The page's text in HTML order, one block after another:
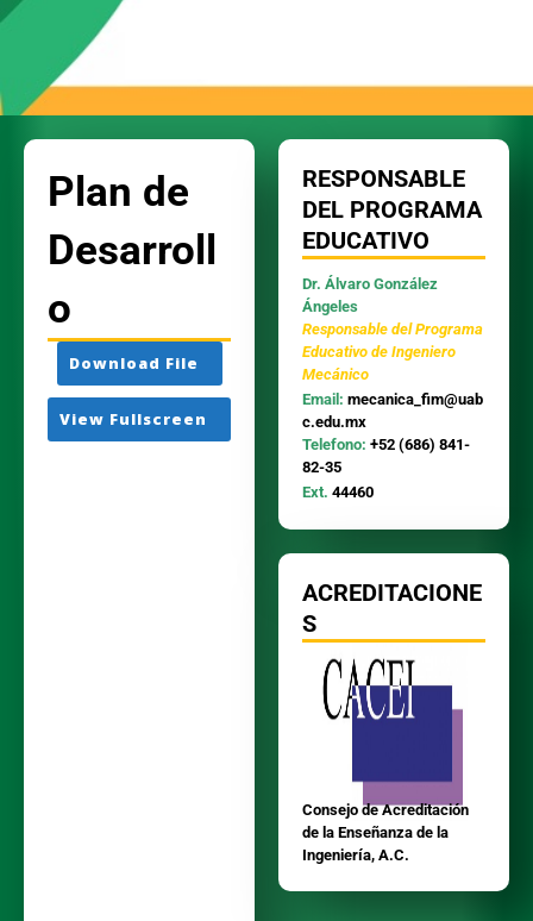
Plan de
Desarroll
o
Download File
View Fullscreen
RESPONSABLE
DEL PROGRAMA
EDUCATIVO
Dr. Álvaro González
Ángeles
Responsable del Programa
Educativo de Ingeniero
Mecánico
Email: mecanica _fim@uab
c.edu.mx
Telefono: +52 (686) 841-
82-35
Ext. 44460
ACREDITACIONE
S
Consejo de Acreditación
de la Enseñanza de la
Ingeniería, A.C.